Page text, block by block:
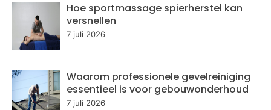
Hoe sportmassage spierherstel kan
versnellen
7 juli 2026
Waarom professionele gevelreiniging
essentieel is voor gebouwonderhoud
7 juli 2026